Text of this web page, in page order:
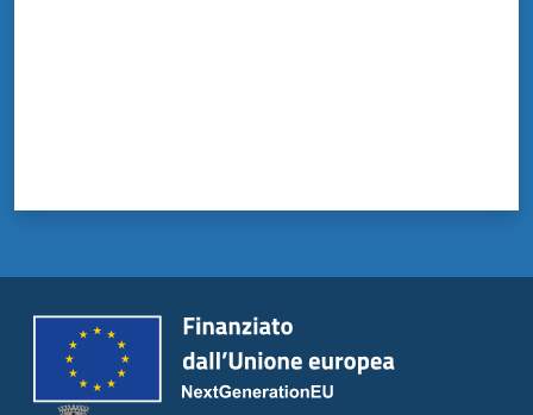
Trasparente
argomenti...